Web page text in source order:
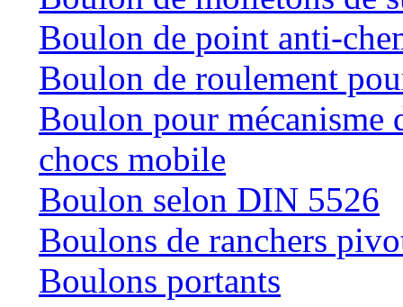
Boulon de point anti-
Boulon de roulement
Boulon pour mécanisme
chocs mobile
Boulon selon DIN 5526
Boulons de ranchers
Boulons portants